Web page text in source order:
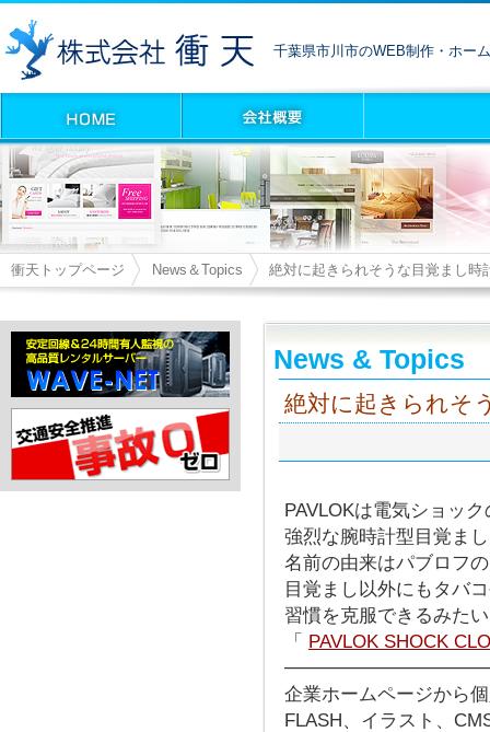
千葉県市川市のWEB制作・ホー
衝天トップページ News＆Topics 絶対に起きられそうな目覚まし時
News & Topics
絶対に起きられそ
PAVLOKは電気ショッ
強烈な腕時計型目覚ま
名前の由来はパブロフ
目覚まし以外にもタバ
習慣を克服できるみた
「 PAVLOK SHOCK
企業ホームページから
FLASH、イラスト、